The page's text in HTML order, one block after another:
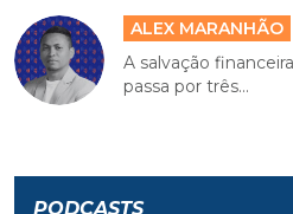
ALEX MARANHÃO
A salvação
passa por três...
PODCASTS